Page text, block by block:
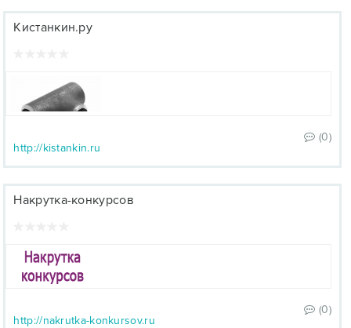
Кистанкин.ру
(0)
http://kistankin.ru
Накрутка-конкурсов
(0)
http://nakrutka-konkursov.ru